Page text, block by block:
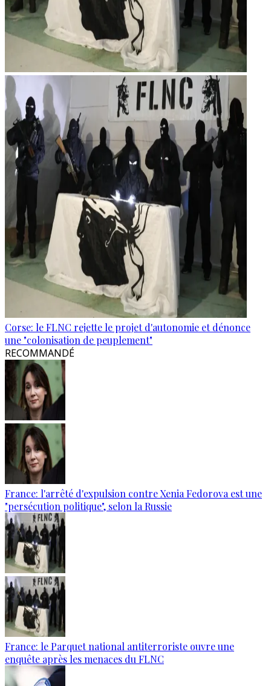
Corse: le FLNC rejette le projet d'autonomie et dénonce
une "colonisation de peuplement"
RECOMMANDÉ
France: l'arrêté d'expulsion contre Xenia Fedorova est une
"persécution politique", selon la Russie
France: le Parquet national antiterroriste ouvre une
enquête après les menaces du FLNC